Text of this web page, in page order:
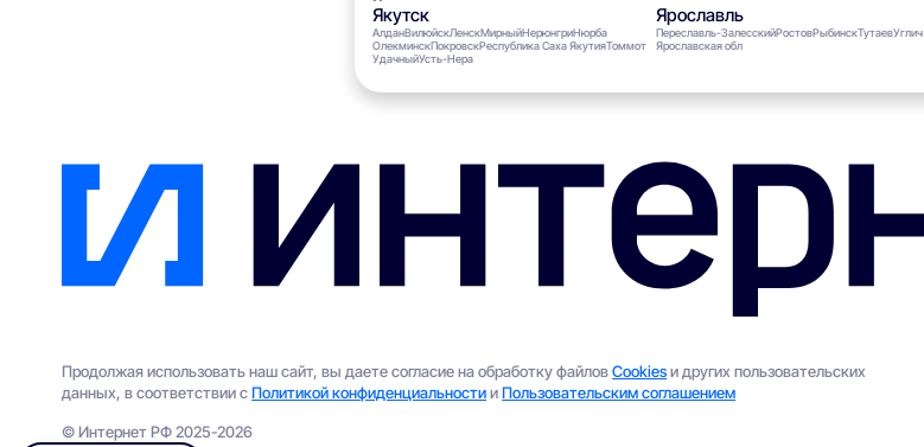
Якутск
АлданВилюйскЛенскМирныйНерюнгриНюрба
ОлекминскПокровскРеспублика Саха ЯкутияТоммот
УдачныйУсть-Нера
Ярославль
Переславль-ЗалесскийРостовРыбинскТутаевУглич
Ярославская обл
Продолжая использовать наш сайт, вы даете согласие на обработку файловCookiesи других пользовательских
данных, в соответствии сПолитикой конфиденциальностииПользовательским соглашением
© Интернет РФ 2025-2026